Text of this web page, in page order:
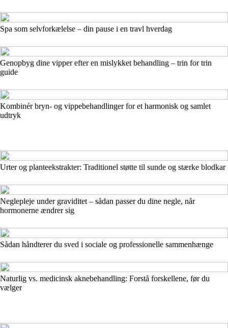
Spa som selvforkælelse – din pause i en travl hverdag
Genopbyg dine vipper efter en mislykket behandling – trin for trin
guide
Kombinér bryn- og vippebehandlinger for et harmonisk og samlet
udtryk
Urter og planteekstrakter: Traditionel støtte til sunde og stærke blodkar
Neglepleje under graviditet – sådan passer du dine negle, når
hormonerne ændrer sig
Sådan håndterer du sved i sociale og professionelle sammenhænge
Naturlig vs. medicinsk aknebehandling: Forstå forskellene, før du
vælger